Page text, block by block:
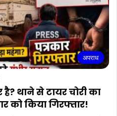
अपराध
है? थाने से टायर चोरी का
को किया गिरफ्तार!